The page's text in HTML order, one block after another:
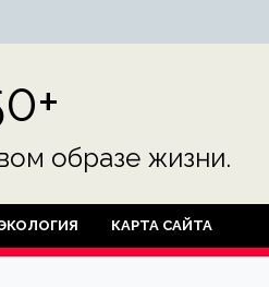
образе жизни.
КАРТА САЙТА